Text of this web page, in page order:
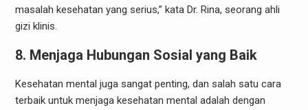
masalah kesehatan yang serius,” kata Dr. Rina, seorang ahli
gizi klinis.
8. Menjaga Hubungan Sosial yang Baik
Kesehatan mental juga sangat penting, dan salah satu cara
terbaik untuk menjaga kesehatan mental adalah dengan